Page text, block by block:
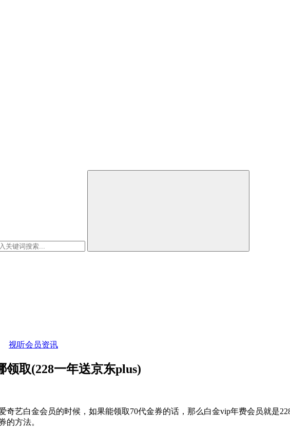
视听会员资讯
取(228一年送京东plus)
奇艺白金会员的时候，如果能领取70代金券的话，那么白金vip年费会员就是
的方法。